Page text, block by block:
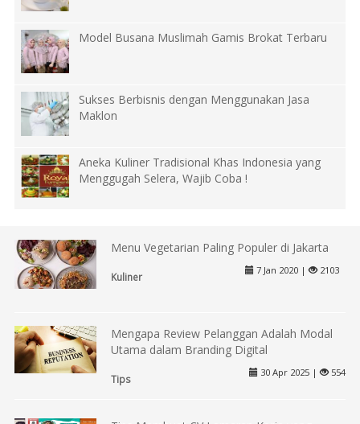
Model Busana Muslimah Gamis Brokat Terbaru
Sukses Berbisnis dengan Menggunakan Jasa
Maklon
Aneka Kuliner Tradisional Khas Indonesia yang
Menggugah Selera, Wajib Coba !
Menu Vegetarian Paling Populer di Jakarta
Kuliner
7 Jan 2020 | 2103
Mengapa Review Pelanggan Adalah Modal
Utama dalam Branding Digital
Tips
30 Apr 2025 | 554